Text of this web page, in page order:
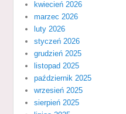
kwiecień 2026
marzec 2026
luty 2026
styczeń 2026
grudzień 2025
listopad 2025
październik 2025
wrzesień 2025
sierpień 2025